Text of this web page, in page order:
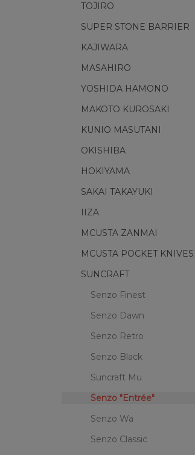
TOJIRO
SUPER STONE BARRIER
KAJIWARA
MASAHIRO
YOSHIDA HAMONO
MAKOTO KUROSAKI
KUNIO MASUTANI
OKISHIBA
HOKIYAMA
SAKAI TAKAYUKI
IIZA
MCUSTA ZANMAI
MCUSTA POCKET KNIVES
SUNCRAFT
Senzo Finest
Senzo Dawn
Senzo Retro
Senzo Black
Suncraft Mu
Senzo "Entrée"
Senzo Wa
Senzo Classic